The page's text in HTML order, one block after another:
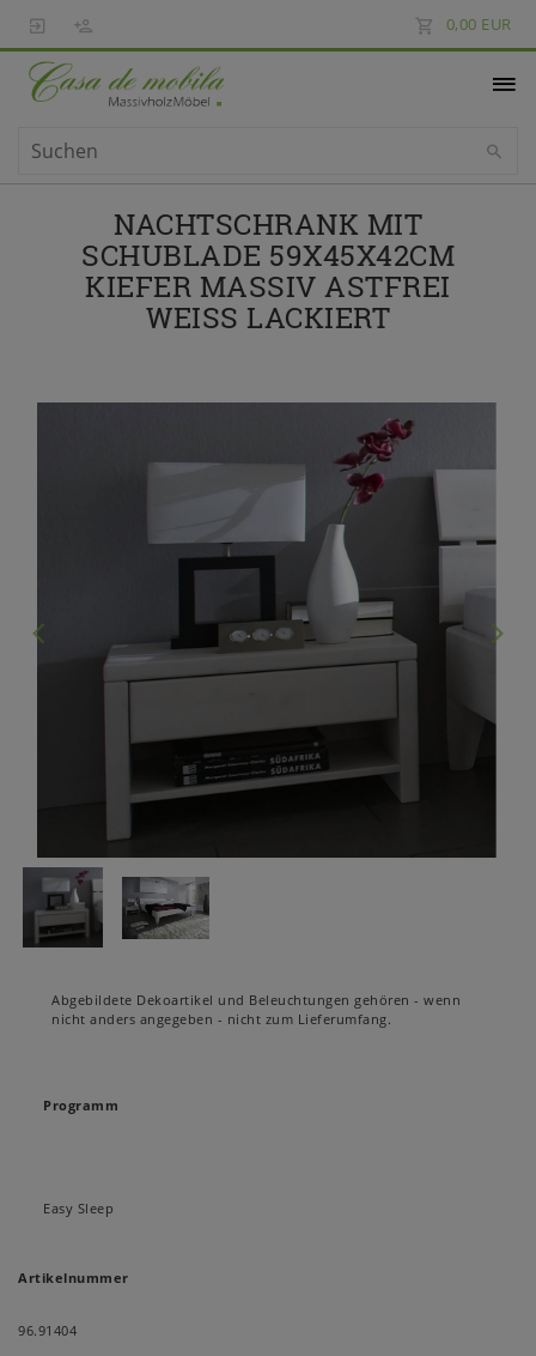
0,00 EUR
NACHTSCHRANK MIT
SCHUBLADE 59X45X42CM
KIEFER MASSIV ASTFREI
WEISS LACKIERT
Abgebildete Dekoartikel und Beleuchtungen gehören - wenn
nicht anders angegeben - nicht zum Lieferumfang.
Programm
Easy Sleep
Artikelnummer
96.91404